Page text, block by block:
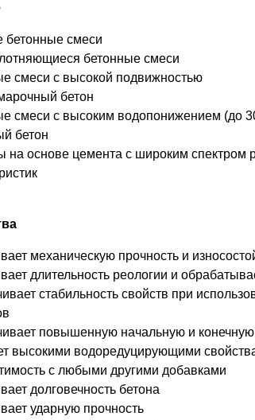
бетонные смеси
бетонные смеси
смеси с высокой подвижностью
бетон
смеси с высоким водопонижением (до
бетон
на основе цемента с широким спектром
механическую прочность и
длительность реологии и
стабильность свойств при
повышенную начальную и конечную
высокими водоредуцирующими
с любыми другими добавками
долговечность бетона
ударную прочность